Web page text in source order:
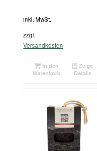
inkl. MwSt.
zzgl.
Versandkosten
In den
Warenkorb
Zeige
Details